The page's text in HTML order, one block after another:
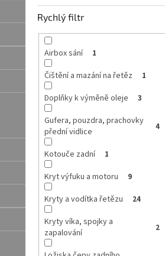
Rychlý filtr
Airbox sání 1
Čištění a mazání na řetěz 1
Doplňky k výměně oleje 3
Gufera, pouzdra, prachovky
přední vidlice
4
Kotouče zadní 1
Kryt výfuku a motoru 9
Kryty a vodítka řetězu 24
Kryty víka, spojky a
zapalování
2